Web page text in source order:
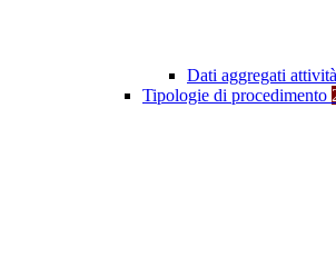
Dati aggregati
Tipologie di procedimento